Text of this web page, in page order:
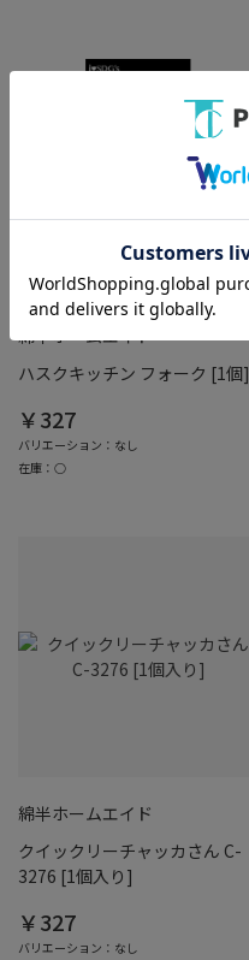
綿半ホームエイド
ハスクキッチン フォーク [1個]
￥327
バリエーション：なし
在庫：○
綿半ホームエイド
クイックリーチャッカさん C-
3276 [1個入り]
￥327
バリエーション：なし